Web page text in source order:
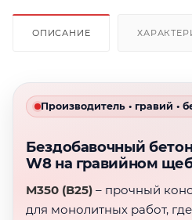
ОПИСАНИЕ
Производитель • гравий •
Бездобавочный
W8 на гравийном
М350 (В25) – прочный
для монолитных работ,